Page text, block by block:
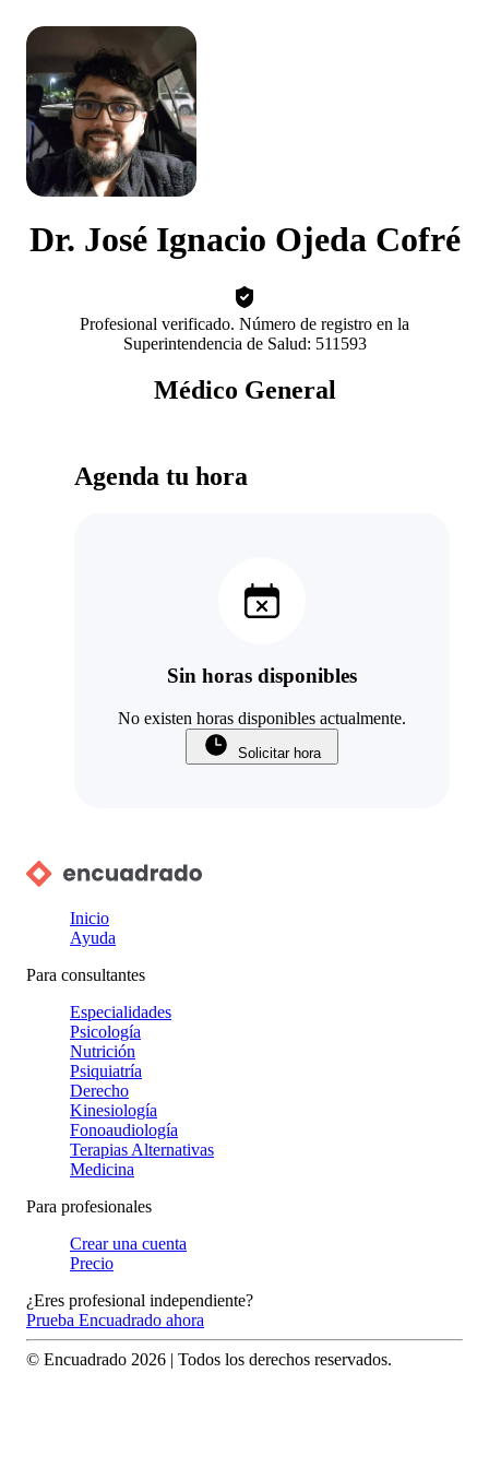
Dr. José Ignacio Ojeda Cofré
Profesional verificado. Número de registro en la
Superintendencia de Salud: 511593
Médico General
Agenda tu hora
Sin horas disponibles
No existen horas disponibles actualmente.
Solicitar hora
Inicio
Ayuda
Para consultantes
Especialidades
Psicología
Nutrición
Psiquiatría
Derecho
Kinesiología
Fonoaudiología
Terapias Alternativas
Medicina
Para profesionales
Crear una cuenta
Precio
¿Eres profesional independiente?
Prueba Encuadrado ahora
© Encuadrado 2026 | Todos los derechos reservados.